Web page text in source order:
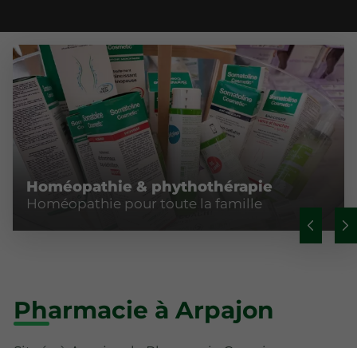
Homéopathie & phythothérapie
Homéopathie pour toute la famille
Pharmacie à Arpajon